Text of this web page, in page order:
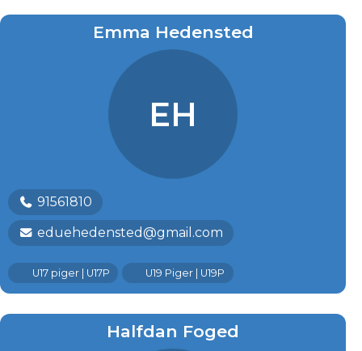
Emma Hedensted
EH
91561810
eduehedensted@gmail.com
U17 piger | U17P U19 Piger | U19P
Halfdan Foged